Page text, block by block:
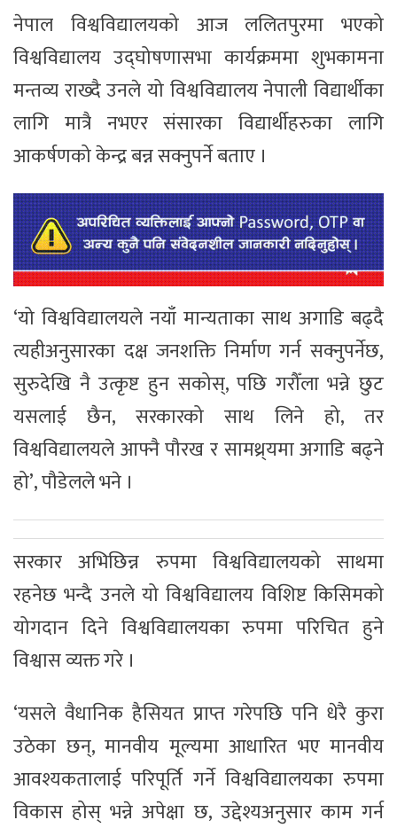
नेपाल विश्वविद्यालयको आज ललितपुरमा भएको
विश्वविद्यालय उद्घोषणासभा कार्यक्रममा शुभकामना
मन्तव्य राख्दै उनले यो विश्वविद्यालय नेपाली विद्यार्थीका
लागि मात्रै नभएर संसारका विद्यार्थीहरुका लागि
आकर्षणको केन्द्र बन्न सक्नुपर्ने बताए ।
‘यो विश्वविद्यालयले नयाँ मान्यताका साथ अगाडि बढ्दै
त्यहीअनुसारका दक्ष जनशक्ति निर्माण गर्न सक्नुपर्नेछ,
सुरुदेखि नै उत्कृष्ट हुन सकोस्, पछि गरौँला भन्ने छुट
यसलाई छैन, सरकारको साथ लिने हो, तर
विश्वविद्यालयले आफ्नै पौरख र सामथ्र्यमा अगाडि बढ्ने
हो’, पौडेलले भने ।
सरकार अभिछिन्न रुपमा विश्वविद्यालयको साथमा
रहनेछ भन्दै उनले यो विश्वविद्यालय विशिष्ट किसिमको
योगदान दिने विश्वविद्यालयका रुपमा परिचित हुने
विश्वास व्यक्त गरे ।
‘यसले वैधानिक हैसियत प्राप्त गरेपछि पनि धेरै कुरा
उठेका छन्, मानवीय मूल्यमा आधारित भए मानवीय
आवश्यकतालाई परिपूर्ति गर्ने विश्वविद्यालयका रुपमा
विकास होस् भन्ने अपेक्षा छ, उद्देश्यअनुसार काम गर्न